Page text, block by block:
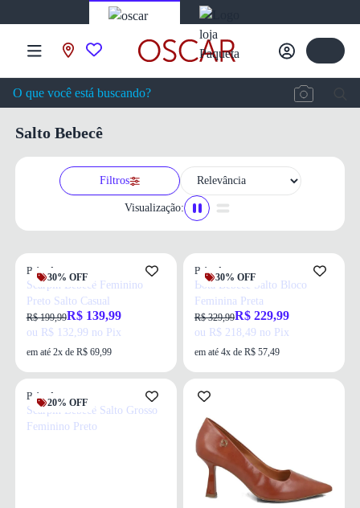
Salto Bebecê
Filtros
Visualização:
30% OFF
Bebecê
Scarpin Bebecê Feminino
Preto Salto Casual
R$ 199,99R$ 139,99
ou R$ 132,99 no Pix
em até 2x de R$ 69,99
30% OFF
Bebecê
Bota Bebecê Salto Bloco
Feminina Preta
R$ 329,99R$ 229,99
ou R$ 218,49 no Pix
em até 4x de R$ 57,49
20% OFF
Bebecê
Scarpin Bebecê Salto Grosso
Feminino Preto